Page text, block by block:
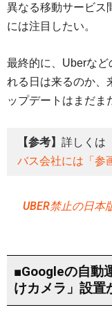
異なる移動サービス
には注目したい。
最終的に、Uberな
れる日は来るのか
ップデートはまだま
【参考】 詳しくは「
バス会社には「参
UBER禁止の日
■Googleの自動
けカメラ」設置